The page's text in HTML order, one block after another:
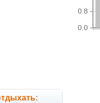
0.0
0.8